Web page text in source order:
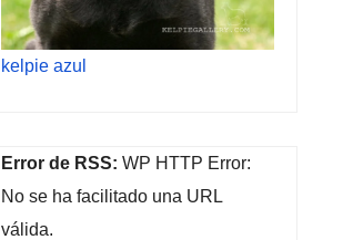
kelpie azul
Error de RSS: WP HTTP Error:
No se ha facilitado una URL
válida.